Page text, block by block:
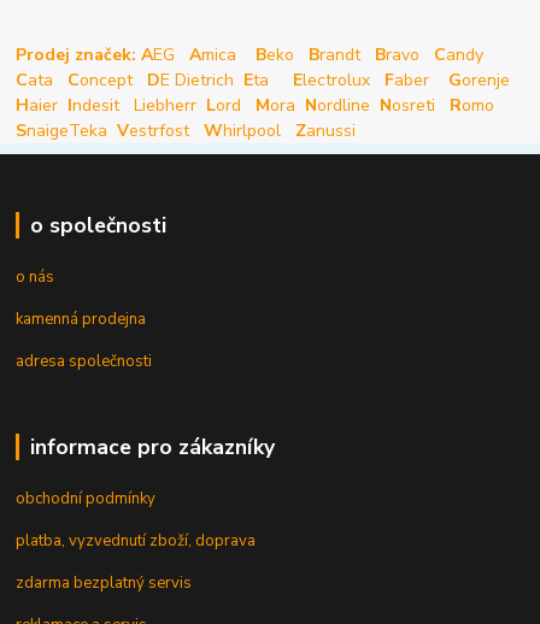
Prodej značek: AEG Amica Beko Brandt Bravo Candy
Cata Concept DE Dietrich Eta Electrolux Faber Gorenje
Haier Indesit Liebherr Lord Mora Nordline Nosreti Romo
SnaigeTeka Vestrfost Whirlpool Zanussi
o společnosti
o nás
kamenná prodejna
adresa společnosti
informace pro zákazníky
obchodní podmínky
platba, vyzvednutí zboží, doprava
zdarma bezplatný servis